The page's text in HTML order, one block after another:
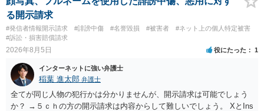
る開示請求
#発信者情報開示請求 #誹謗中傷 #名誉毀損 #被害者
#ネット上の個人特定被害
#訴訟・損害賠償請求
2026年8月5日 役にたった 1
インターネットに強い弁護士
稲葉 進太郎 弁護士
全てが同じ人物の犯行かは分かりませんが、開示請求は可能でしょう
か？ →５ｃｈの方の開示請求は内容からして難しいでしょう。 XとIns